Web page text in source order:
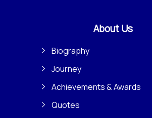
About Us
Biography
Journey
Achievements & Awards
Quotes